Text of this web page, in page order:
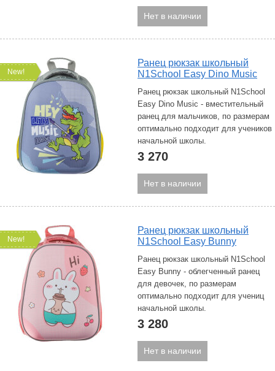
Нет в наличии
New!
Ранец рюкзак школьный
N1School Easy Dino Music
Ранец рюкзак школьный N1School
Easy Dino Music - вместительный
ранец для мальчиков, по размерам
оптимально подходит для учеников
начальной школы.
3 270
Нет в наличии
New!
Ранец рюкзак школьный
N1School Easy Bunny
Ранец рюкзак школьный N1School
Easy Bunny - облегченный ранец
для девочек, по размерам
оптимально подходит для учениц
начальной школы.
3 280
Нет в наличии